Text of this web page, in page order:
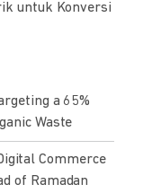
untuk Konversi
a 65%
Waste
Commerce
of Ramadan